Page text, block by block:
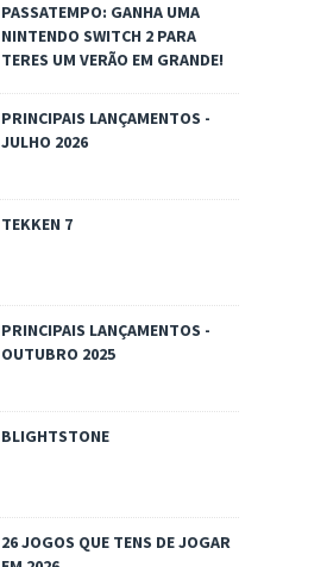
PASSATEMPO: GANHA UMA
NINTENDO SWITCH 2 PARA
TERES UM VERÃO EM GRANDE!
PRINCIPAIS LANÇAMENTOS -
JULHO 2026
TEKKEN 7
PRINCIPAIS LANÇAMENTOS -
OUTUBRO 2025
BLIGHTSTONE
26 JOGOS QUE TENS DE JOGAR